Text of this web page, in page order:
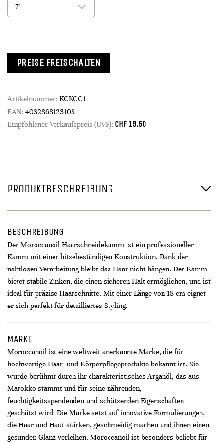
PREISE FREISCHALTEN
Artikelnummer: KCKCC1
EAN: 4032868123108
Empfohlener Verkaufspreis (UVP): CHF 19.50
PRODUKTBESCHREIBUNG
BESCHREIBUNG
Der Moroccanoil Haarschneidekamm ist ein professioneller
Kamm mit einer hitzebeständigen Konstruktion. Dank der
nahtlosen Verarbeitung bleibt das Haar nicht hängen. Der Kamm
bietet stabile Zinken, die einen sicheren Halt ermöglichen, und ist
ideal für präzise Haarschnitte. Mit einer Länge von 18 cm eignet
er sich perfekt für detailliertes Styling.
MARKE
Moroccanoil ist eine weltweit anerkannte Marke, die für
hochwertige Haar- und Körperpflegeprodukte bekannt ist. Sie
wurde berühmt durch ihr charakteristisches Arganöl, das aus
Marokko stammt und für seine nährenden,
feuchtigkeitsspendenden und schützenden Eigenschaften
geschätzt wird. Die Marke setzt auf innovative Formulierungen,
die Haar und Haut stärken, geschmeidig machen und ihnen einen
gesunden Glanz verleihen. Moroccanoil ist besonders beliebt für